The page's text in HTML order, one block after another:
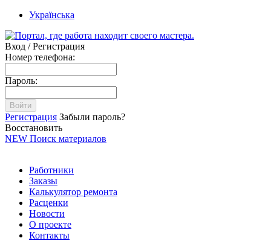
Українська
Вход / Регистрация
Номер телефона:
Пароль:
Войти
Регистрация Забыли пароль?
Восстановить
NEW Поиск материалов
Работники
Заказы
Калькулятор ремонта
Расценки
Новости
О проекте
Контакты